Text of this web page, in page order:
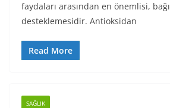
faydaları arasından en önemlisi,
desteklemesidir. Antioksidan
Read More
SAĞLIK